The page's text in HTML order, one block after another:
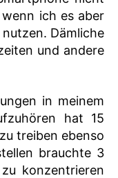
ich es aber
nutzen. Dämliche
und andere
in meinem
hat 15
treiben ebenso
brauchte 3
konzentrieren